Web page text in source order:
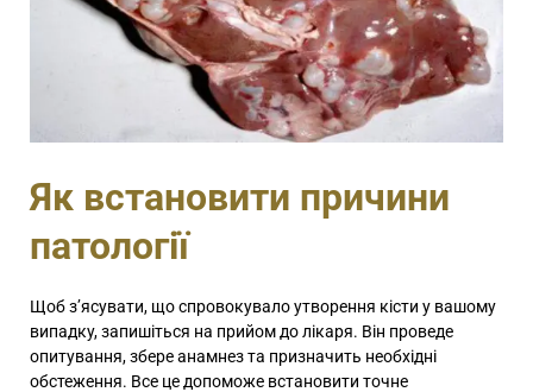
Як встановити причини
патології
Щоб з’ясувати, що спровокувало утворення кісти у вашому
випадку, запишіться на прийом до лікаря. Він проведе
опитування, збере анамнез та призначить необхідні
обстеження. Все це допоможе встановити точне